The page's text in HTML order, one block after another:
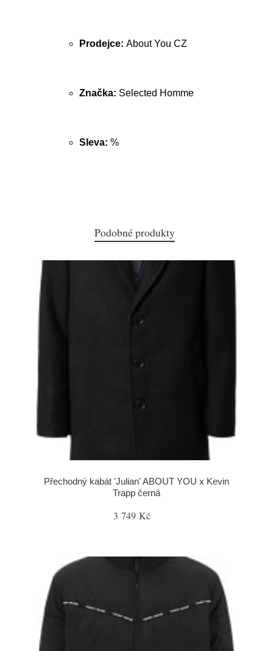
Prodejce: About You CZ
Značka: Selected Homme
Sleva: %
Podobné produkty
Přechodný kabát 'Julian' ABOUT YOU x Kevin
Trapp černá
3 749 Kč